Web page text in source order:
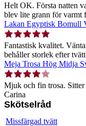
Helt OK. Första natten
blev lite grann för varmt
Lakan Egyptisk Bomull
Fantastisk kvalitet.
behåller storlek efter
Meja Trosa Hög Midja
Mjuk och fin trosa. Sitter
Carina
Skötselråd
Missfärgad tvätt